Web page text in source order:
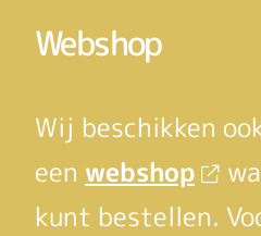
Webshop
Wij beschikken
een webshop
kunt bestellen.